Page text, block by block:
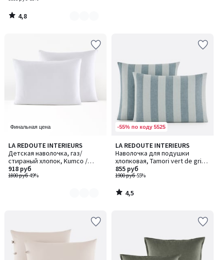
4,8
/
Финальная цена
LA REDOUTE INTERIEURS
Детская наволочка, газ/
стираный хлопок, Kumco /
Кумко
1800 руб-49%
918 руб
Количество
цветов:
2
-55% по коду 5525
LA REDOUTE INTERIEURS
Наволочка для подушки
хлопковая, Tamori vert de gris /
Тамори вер де гри
1900 руб-55%
855 руб
4,5
/ 5
4,5
/